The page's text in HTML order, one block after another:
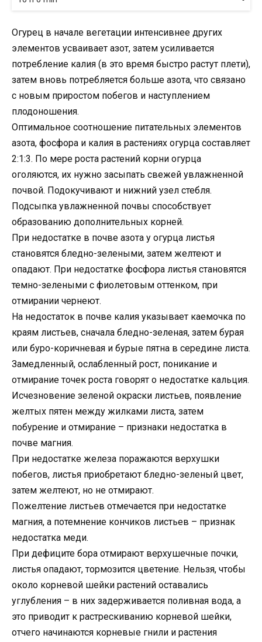
Огурец в начале вегетации интенсивнее других
элементов усваивает азот, затем усиливается
потребление калия (в это время быстро растут плети),
затем вновь потребляется больше азота, что связано
с новым приростом побегов и наступлением
плодоношения.
Оптимальное соотношение питательных элементов
азота, фосфора и калия в растениях огурца составляет
2:1:3. По мере роста растений корни огурца
оголяются, их нужно засыпать свежей увлажненной
почвой. Подокучивают и нижний узел стебля.
Подсыпка увлажненной почвы способствует
образованию дополнительных корней.
При недостатке в почве азота у огурца листья
становятся бледно-зелеными, затем желтеют и
опадают. При недостатке фосфора листья становятся
темно-зелеными с фиолетовым оттенком, при
отмирании чернеют.
На недостаток в почве калия указывает каемочка по
краям листьев, сначала бледно-зеленая, затем бурая
или буро-коричневая и бурые пятна в середине листа.
Замедленный, ослабленный рост, поникание и
отмирание точек роста говорят о недостатке кальция.
Исчезновение зеленой окраски листьев, появление
желтых пятен между жилками листа, затем
побурение и отмирание – признаки недостатка в
почве магния.
При недостатке железа поражаются верхушки
побегов, листья приобретают бледно-зеленый цвет,
затем желтеют, но не отмирают.
Пожелтение листьев отмечается при недостатке
магния, а потемнение кончиков листьев – признак
недостатка меди.
При дефиците бора отмирают верхушечные почки,
листья опадают, тормозится цветение. Нельзя, чтобы
около корневой шейки растений оставались
углубления – в них задерживается поливная вода, а
это приводит к растрескиванию корневой шейки,
отчего начинаются корневые гнили и растения